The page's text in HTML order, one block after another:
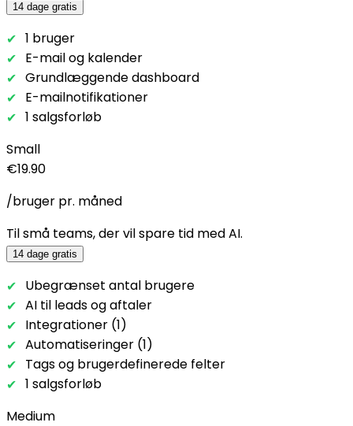
14 dage gratis
1 bruger
E-mail og kalender
Grundlæggende dashboard
E-mailnotifikationer
1 salgsforløb
Small
€19.90
/bruger pr. måned
Til små teams, der vil spare tid med AI.
14 dage gratis
Ubegrænset antal brugere
AI til leads og aftaler
Integrationer (1)
Automatiseringer (1)
Tags og brugerdefinerede felter
1 salgsforløb
Medium